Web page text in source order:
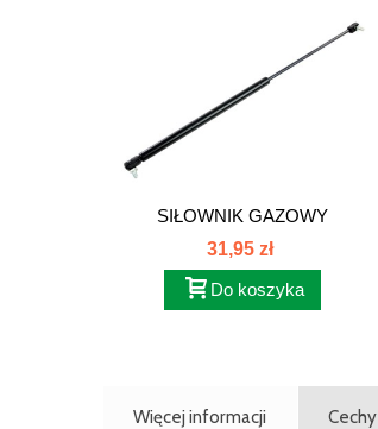
SIŁOWNIK GAZOWY
TYLNEJ...
31,95 zł
Do koszyka
Więcej informacji Cechy